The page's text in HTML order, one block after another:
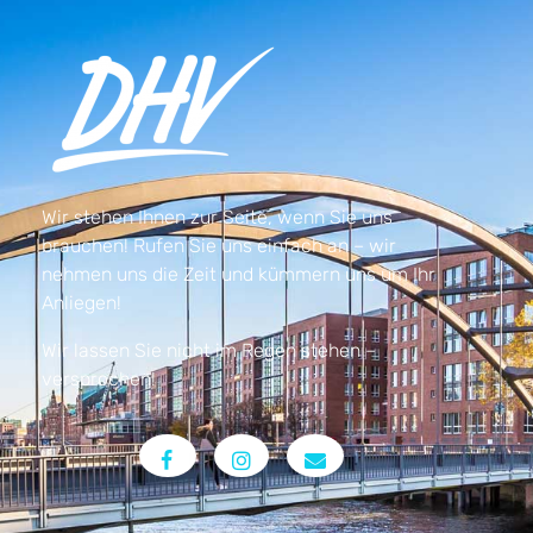
Wir stehen Ihnen zur Seite, wenn Sie uns
brauchen! Rufen Sie uns einfach an – wir
nehmen uns die Zeit und kümmern uns um Ihr
Anliegen!
Wir lassen Sie nicht im Regen stehen –
versprochen!